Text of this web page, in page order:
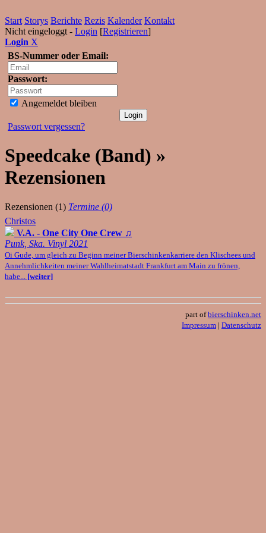
Start Storys Berichte Rezis Kalender Kontakt
Nicht eingeloggt - Login [Registrieren]
Login X
BS-Nummer oder Email:
Passwort:
Angemeldet bleiben
Passwort vergessen?
Speedcake (Band) »
Rezensionen
Rezensionen (1) Termine (0)
Christos
V.A. - One City One Crew ♫
Punk, Ska. Vinyl 2021
Oi Gude, um gleich zu Beginn meiner Bierschinkenkarriere den Klischees und
Annehmlichkeiten meiner Wahlheimatstadt Frankfurt am Main zu frönen,
habe... [weiter]
part ofbierschinken.net
Impressum | Datenschutz